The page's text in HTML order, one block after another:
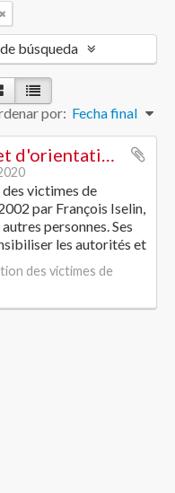
búsqueda
por: Fecha final
Fonds du Comité d'aide et d'orientation des victimes de l'amiante
victimes de
par François Iselin,
personnes. Ses
les autorités et
des victimes de